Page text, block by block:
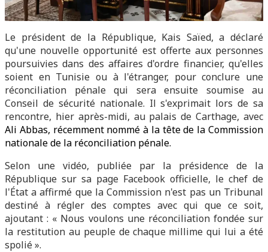
Le président de la République, Kais Saïed, a déclaré
qu'une nouvelle opportunité est offerte aux personnes
poursuivies dans des affaires d'ordre financier, qu'elles
soient en Tunisie ou à l'étranger, pour conclure une
réconciliation pénale qui sera ensuite soumise au
Conseil de sécurité nationale. Il s'exprimait lors de sa
rencontre, hier après-midi, au palais de Carthage, avec
Ali Abbas, récemment nommé à la tête de la Commission
nationale de la réconciliation pénale.
Selon une vidéo, publiée par la présidence de la
République sur sa page Facebook officielle, le chef de
l'État a affirmé que la Commission n'est pas un Tribunal
destiné à régler des comptes avec qui que ce soit,
ajoutant : « Nous voulons une réconciliation fondée sur
la restitution au peuple de chaque millime qui lui a été
spolié ».